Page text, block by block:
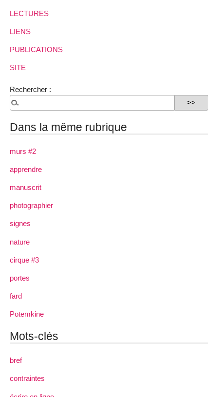
LECTURES
LIENS
PUBLICATIONS
SITE
Rechercher :
Dans la même rubrique
murs #2
apprendre
manuscrit
photographier
signes
nature
cirque #3
portes
fard
Potemkine
Mots-clés
bref
contraintes